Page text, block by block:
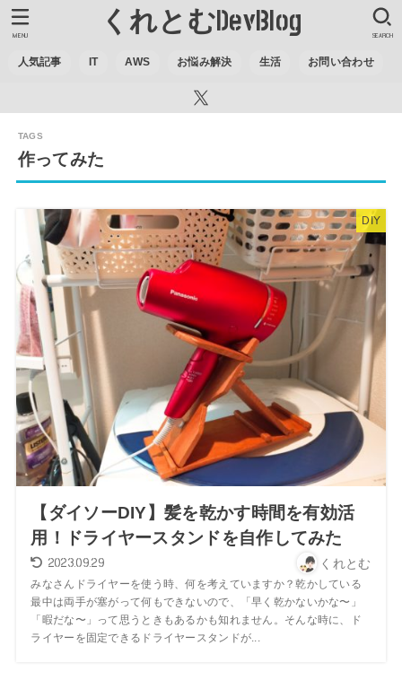
くれとむDevBlog
人気記事 IT AWS お悩み解決 生活 お問い合わせ
SEARCH
MENU
作ってみた
DIY
【ダイソーDIY】髪を乾かす時間を有効活
用！ドライヤースタンドを自作してみた
2023.09.29 くれとむ
みなさんドライヤーを使う時、何を考えていますか？乾かしている
最中は両手が塞がって何もできないので、「早く乾かないかな〜」
「暇だな〜」って思うときもあるかも知れません。そんな時に、ド
ライヤーを固定できるドライヤースタンドが...